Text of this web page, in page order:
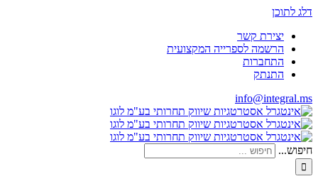
דלג לתוכן
יצירת קשר
הרשמה לספרייה המקצועית
התחברות
התנתק
info@integral.ms
חיפוש...